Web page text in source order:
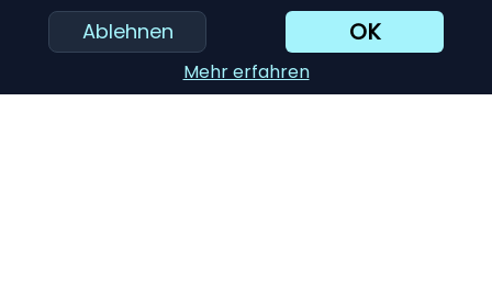
Ablehnen OK
Mehr erfahren
Anzahl der Brenner:
Mehr Brenner bieten mehr
Flexibilität. Berücksichtigen Sie Ihre Kochgewohnheiten -
kochen Sie oft mehrere Gerichte gleichzeitig?
Ofenkapazität: